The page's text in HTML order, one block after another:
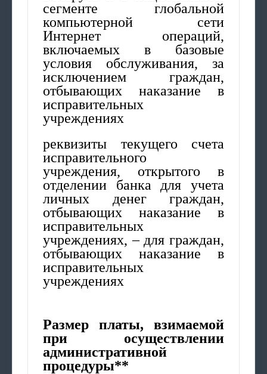
сегменте глобальной
компьютерной сети
Интернет операций,
включаемых в базовые
условия обслуживания, за
исключением граждан,
отбывающих наказание в
исправительных
учреждениях
реквизиты текущего счета
исправительного
учреждения, открытого в
отделении банка для учета
личных денег граждан,
отбывающих наказание в
исправительных
учреждениях, – для граждан,
отбывающих наказание в
исправительных
учреждениях
Размер платы, взимаемой
при осуществлении
административной
процедуры**